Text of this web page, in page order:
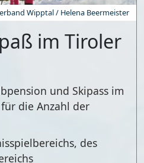
Wipptal / Helena Beermeister
im Tiroler
und Skipass im
die Anzahl der
des